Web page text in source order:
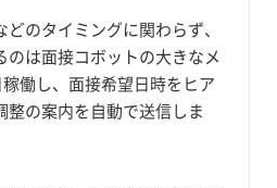
のタイミングに関わらず、
のは面接コボットの大きなメ
働し、面接希望日時をヒア
整の案内を自動で送信しま